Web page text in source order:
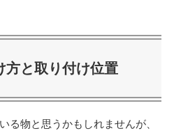
方と取り付け位置
る物と思うかもしれませんが、